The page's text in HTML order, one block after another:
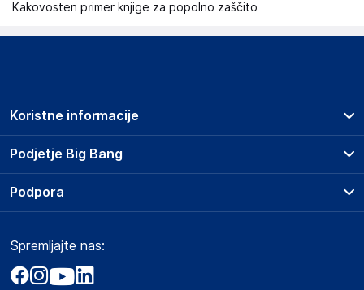
Kakovosten primer knjige za popolno zaščito
Podjetje Big Bang
O podjetju
Obvestila za javnost
Akt o digitalnih storitvah
Koristne informacije
Prodajna mesta
Storitve
Dostava, vnos in odvoz
Zavarovanje izdelkov
Podpora
Marketplace
Kako oddati naročilo?
Spremljajte nas: